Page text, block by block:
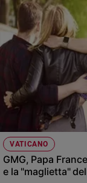
Contatti
Pubblicità
Registrati
Redazione
Social
VATICANO
GMG, Papa
e la "maglietta"